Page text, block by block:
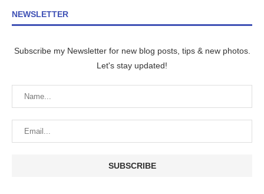
NEWSLETTER
Subscribe my Newsletter for new blog posts, tips & new photos.
Let's stay updated!